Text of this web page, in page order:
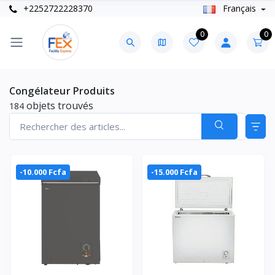
+2252722228370 Français
0 0
Congélateur Produits
184 objets trouvés
-10.000 Fcfa -15.000 Fcfa